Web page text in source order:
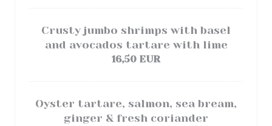
Crusty jumbo shrimps with basel
and avocados tartare with lime
16,50 EUR
Oyster tartare, salmon, sea bream,
ginger & fresh coriander